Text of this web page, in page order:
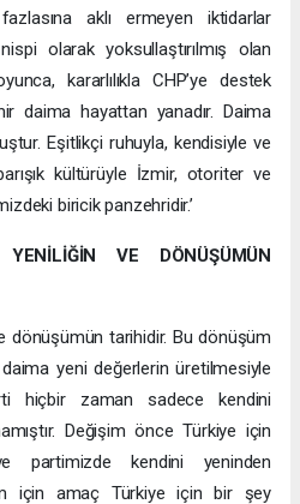
aklı ermeyen iktidarlar
olarak yoksullaştırılmış olan
kararlılıkla CHP’ye destek
daima hayattan yanadır. Daima
Eşitlikçi ruhuyla, kendisiyle ve
kültürüyle İzmir, otoriter ve
biricik panzehridir.’
VE DÖNÜŞÜMÜN
dönüşümün tarihidir. Bu dönüşüm
yeni değerlerin üretilmesiyle
hiçbir zaman sadece kendini
Değişim önce Türkiye için
partimizde kendini yeninden
için amaç Türkiye için bir şey